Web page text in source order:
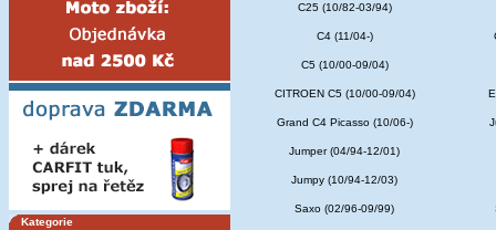
Kategorie
C25 (10/82-03/94)
C4 (11/04-)
C5 (10/00-09/04)
CITROEN C5 (10/00-09/04)
Grand C4 Picasso (10/06-)
Jumper (04/94-12/01)
Jumpy (10/94-12/03)
Saxo (02/96-09/99)